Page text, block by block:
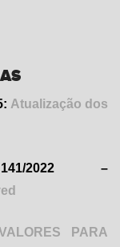
Atualização dos
2022 –
PARA